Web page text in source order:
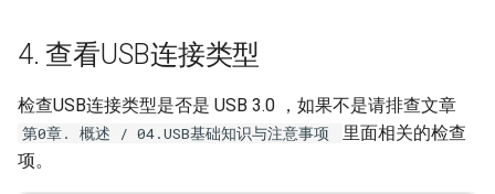
4. 查看USB连接类型
检查USB连接类型是否是 USB 3.0 ，如果不是请排查文章
第0章. 概述 / 04.USB基础知识与注意事项
里面相关的检查
项。